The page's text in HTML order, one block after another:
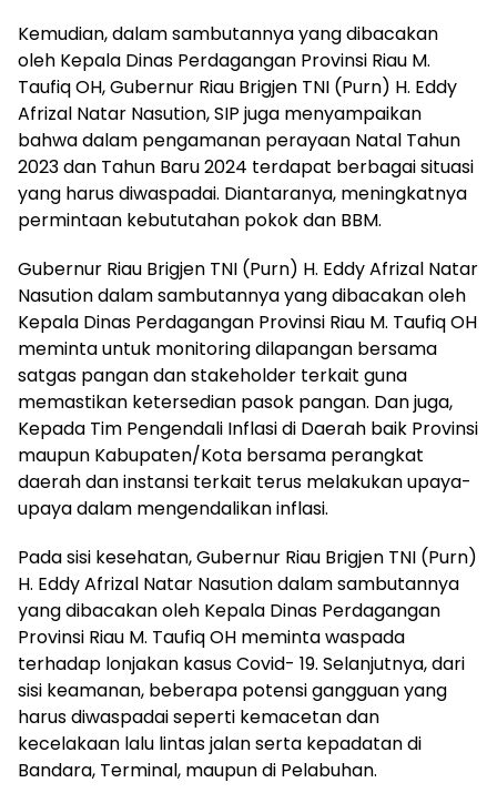
Kemudian, dalam sambutannya yang dibacakan
oleh Kepala Dinas Perdagangan Provinsi Riau M.
Taufiq OH, Gubernur Riau Brigjen TNI (Purn) H. Eddy
Afrizal Natar Nasution, SIP juga menyampaikan
bahwa dalam pengamanan perayaan Natal Tahun
2023 dan Tahun Baru 2024 terdapat berbagai situasi
yang harus diwaspadai. Diantaranya, meningkatnya
permintaan kebututahan pokok dan BBM.
Gubernur Riau Brigjen TNI (Purn) H. Eddy Afrizal Natar
Nasution dalam sambutannya yang dibacakan oleh
Kepala Dinas Perdagangan Provinsi Riau M. Taufiq OH
meminta untuk monitoring dilapangan bersama
satgas pangan dan stakeholder terkait guna
memastikan ketersedian pasok pangan. Dan juga,
Kepada Tim Pengendali Inflasi di Daerah baik Provinsi
maupun Kabupaten/Kota bersama perangkat
daerah dan instansi terkait terus melakukan upaya-
upaya dalam mengendalikan inflasi.
Pada sisi kesehatan, Gubernur Riau Brigjen TNI (Purn)
H. Eddy Afrizal Natar Nasution dalam sambutannya
yang dibacakan oleh Kepala Dinas Perdagangan
Provinsi Riau M. Taufiq OH meminta waspada
terhadap lonjakan kasus Covid- 19. Selanjutnya, dari
sisi keamanan, beberapa potensi gangguan yang
harus diwaspadai seperti kemacetan dan
kecelakaan lalu lintas jalan serta kepadatan di
Bandara, Terminal, maupun di Pelabuhan.